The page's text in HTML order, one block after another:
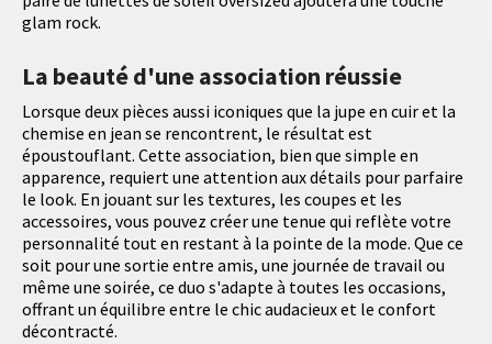
glam rock.
La beauté d'une association réussie
Lorsque deux pièces aussi iconiques que la jupe en cuir et la
chemise en jean se rencontrent, le résultat est
époustouflant. Cette association, bien que simple en
apparence, requiert une attention aux détails pour parfaire
le look. En jouant sur les textures, les coupes et les
accessoires, vous pouvez créer une tenue qui reflète votre
personnalité tout en restant à la pointe de la mode. Que ce
soit pour une sortie entre amis, une journée de travail ou
même une soirée, ce duo s'adapte à toutes les occasions,
offrant un équilibre entre le chic audacieux et le confort
décontracté.